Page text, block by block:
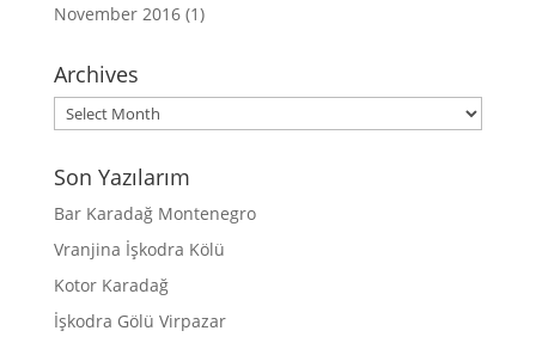
November 2016(1)
Archives
Archives
Son Yazılarım
Bar Karadağ Montenegro
Vranjina İşkodra Kölü
Kotor Karadağ
İşkodra Gölü Virpazar